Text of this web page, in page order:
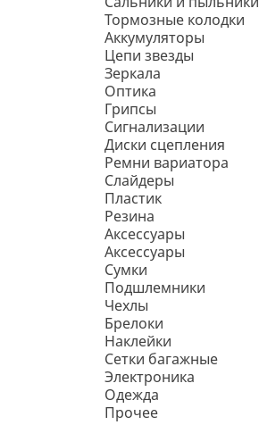
Тормозные колодки
Аккумуляторы
Цепи звезды
Зеркала
Оптика
Грипсы
Сигнализации
Диски сцепления
Ремни вариатора
Слайдеры
Пластик
Резина
Аксессуары
Аксессуары
Сумки
Подшлемники
Чехлы
Брелоки
Наклейки
Сетки багажные
Электроника
Одежда
Прочее